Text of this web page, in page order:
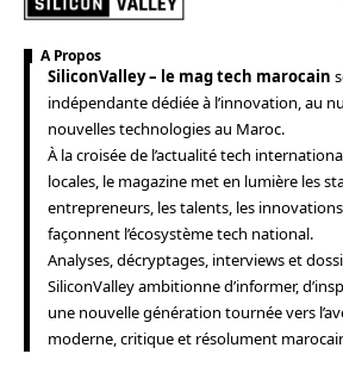
A Propos
SiliconValley – le mag tech marocain
indépendante dédiée à l’innovation, au
nouvelles technologies au Maroc.
À la croisée de l’actualité tech
locales, le magazine met en lumière les
entrepreneurs, les talents, les
façonnent l’écosystème tech national.
Analyses, décryptages, interviews et
SiliconValley ambitionne d’informer,
une nouvelle génération tournée vers
moderne, critique et résolument